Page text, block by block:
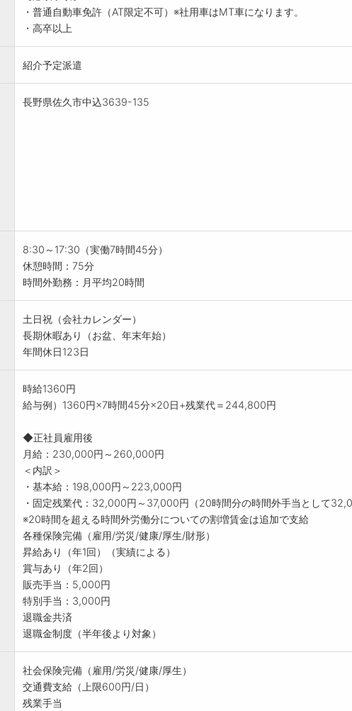
・普通自動車免許（AT限定不可）※社用車はMT車になります。
・高卒以上
紹介予定派遣
長野県佐久市中込3639-135
8:30～17:30（実働7時間45分）
休憩時間：75分
時間外勤務：月平均20時間
土日祝（会社カレンダー）
長期休暇あり（お盆、年末年始）
年間休日123日
時給1360円
給与例）1360円×7時間45分×20日+残業代＝244,800円
◆正社員雇用後
月給：230,000円～260,000円
＜内訳＞
・基本給：198,000円～223,000円
・固定残業代：32,000円～37,000円（20時間分の時間外手当として
※20時間を超える時間外労働分についての割増賃金は追加で支給
各種保険完備（雇用/労災/健康/厚生/財形）
昇給あり（年1回）（実績による）
賞与あり（年2回）
販売手当：5,000円
特別手当：3,000円
退職金共済
退職金制度（半年後より対象）
社会保険完備（雇用/労災/健康/厚生）
交通費支給（上限600円/日）
残業手当